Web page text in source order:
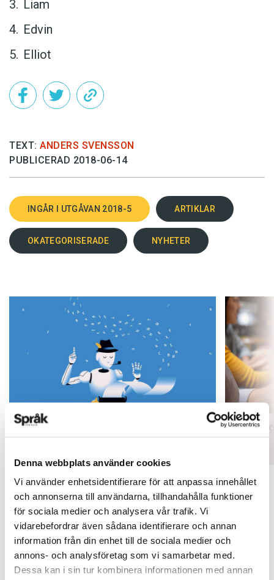
Denna webbplats använder cookies
Vi använder enhetsidentifierare för att anpassa innehållet
och annonserna till användarna, tillhandahålla funktioner
för sociala medier och analysera vår trafik. Vi
vidarebefordrar även sådana identifierare och annan
information från din enhet till de sociala medier och
annons- och analysföretag som vi samarbetar med.
Dessa kan i sin tur kombinera informationen med annan
Liam
Edvin
Elliot
TEXT: ANDERS SVENSSON
PUBLICERAD 2018-06-14
INGÅR I UTGÅVAN 2018-5 ARTIKLAR
OKATEGORISERADE NYHETER
Mer fokus på engelsk litteratur